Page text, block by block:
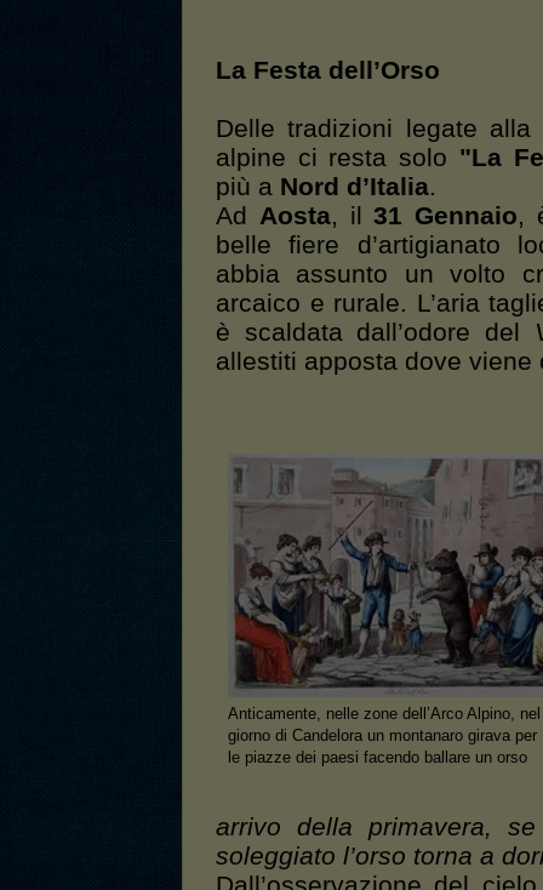
La Festa dell’Orso
Delle tradizioni legate
alpine ci resta solo "La
più a Nord d’Italia.
Ad Aosta, il31 Gennaio,
belle fiere d’artigianato
abbia assunto un volto
arcaico e rurale. L’aria
è scaldata dall’odore del
allestiti apposta dove viene
Anticamente, nelle zone dell’Arco Alpino, nel
giorno di Candelora un montanaro girava per
le piazze dei paesi facendo ballare un orso
arrivo della primavera,
soleggiato l’orso torna a